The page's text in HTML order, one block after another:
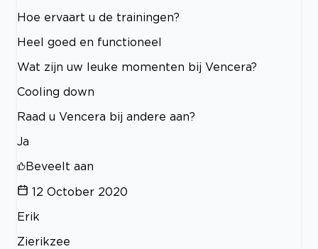
Hoe ervaart u de trainingen?
Heel goed en functioneel
Wat zijn uw leuke momenten bij Vencera?
Cooling down
Raad u Vencera bij andere aan?
Ja
Beveelt aan
12 October 2020
Erik
Zierikzee